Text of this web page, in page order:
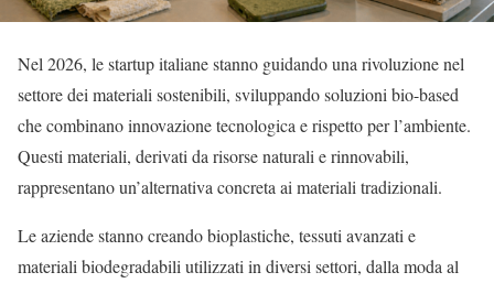
Nel 2026, le startup italiane stanno guidando una rivoluzione nel
settore dei materiali sostenibili, sviluppando soluzioni bio-based
che combinano innovazione tecnologica e rispetto per l’ambiente.
Questi materiali, derivati da risorse naturali e rinnovabili,
rappresentano un’alternativa concreta ai materiali tradizionali.
Le aziende stanno creando bioplastiche, tessuti avanzati e
materiali biodegradabili utilizzati in diversi settori, dalla moda al